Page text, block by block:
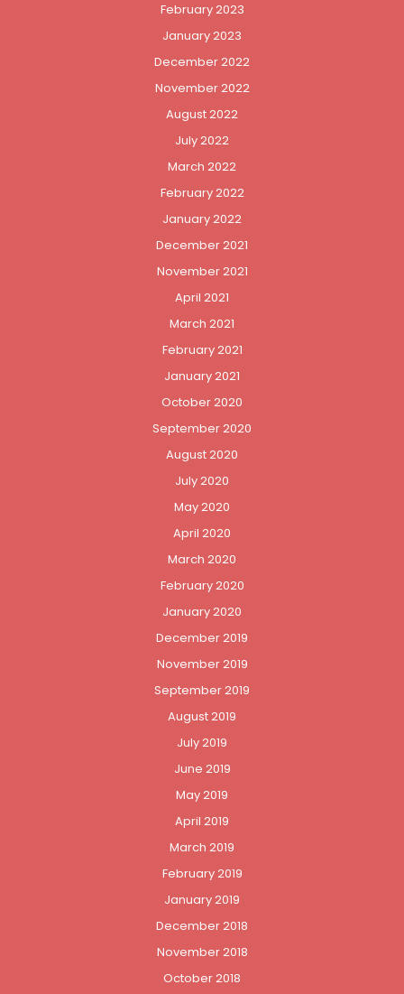
February 2023
January 2023
December 2022
November 2022
August 2022
July 2022
March 2022
February 2022
January 2022
December 2021
November 2021
April 2021
March 2021
February 2021
January 2021
October 2020
September 2020
August 2020
July 2020
May 2020
April 2020
March 2020
February 2020
January 2020
December 2019
November 2019
September 2019
August 2019
July 2019
June 2019
May 2019
April 2019
March 2019
February 2019
January 2019
December 2018
November 2018
October 2018